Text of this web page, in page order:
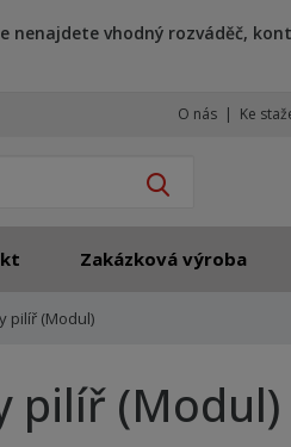
vhodný rozváděč,
O nás Ke
l
t
Zakázková výroba
pilíř (Modul)
pilíř (Modul)